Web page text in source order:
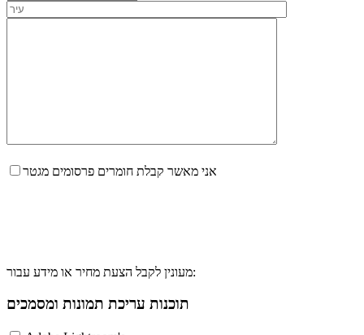
אני מאשר קבלת חומרים פרסומים מגטר
מעונין לקבל הצעת מחיר או מידע עבור:
תוכנות עריכת תמונות ומסמכים